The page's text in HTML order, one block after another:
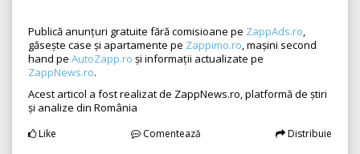
Publică anunțuri gratuite fără comisioane pe ZappAds.ro,
găsește case și apartamente pe Zappimo.ro, mașini second
hand pe AutoZapp.ro și informații actualizate pe
ZappNews.ro.
Acest articol a fost realizat de ZappNews.ro, platformă de știri
și analize din România
Like Comentează Distribuie